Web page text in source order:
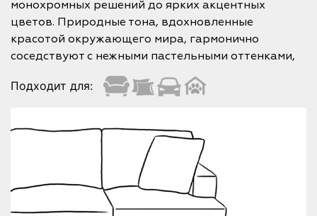
монохромных решений до ярких акцентных
цветов. Природные тона, вдохновленные
красотой окружающего мира, гармонично
соседствуют с нежными пастельными оттенками,
Подходит для: